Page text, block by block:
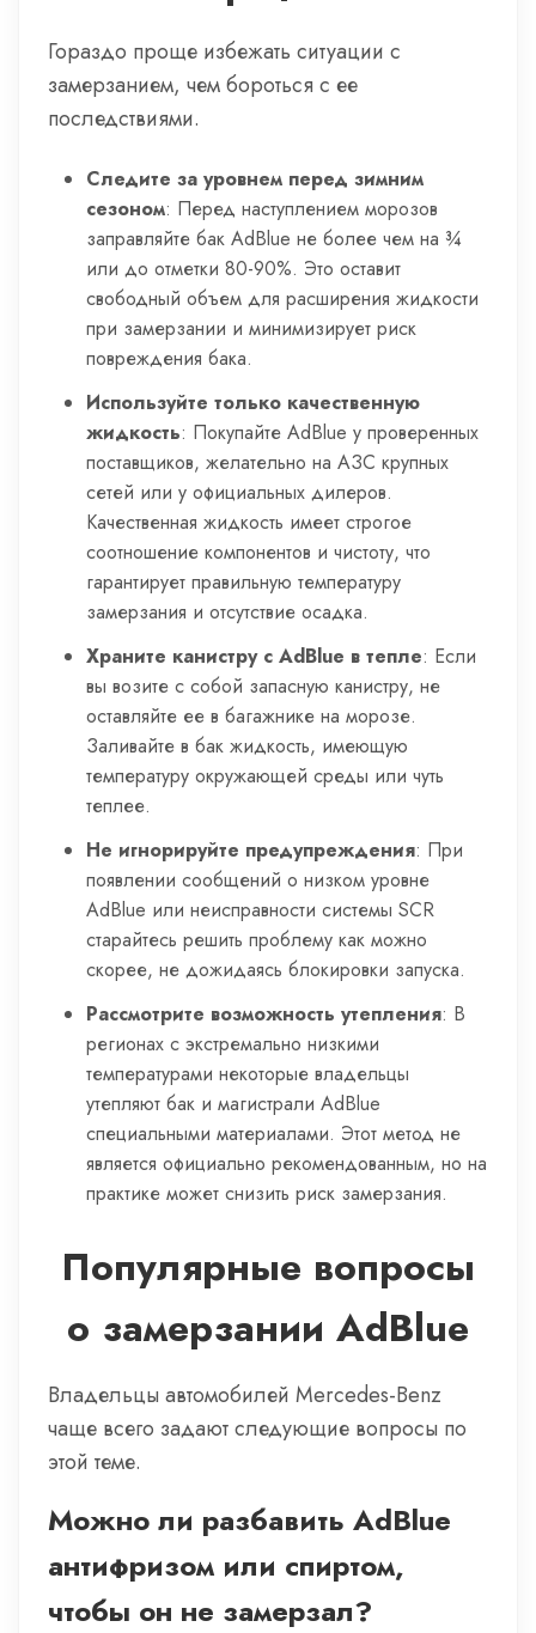
Гораздо проще избежать ситуации с
замерзанием, чем бороться с ее
последствиями.
Следите за уровнем перед зимним
сезоном: Перед наступлением морозов
заправляйте бак AdBlue не более чем на ¾
или до отметки 80-90%. Это оставит
свободный объем для расширения жидкости
при замерзании и минимизирует риск
повреждения бака.
Используйте только качественную
жидкость: Покупайте AdBlue у проверенных
поставщиков, желательно на АЗС крупных
сетей или у официальных дилеров.
Качественная жидкость имеет строгое
соотношение компонентов и чистоту, что
гарантирует правильную температуру
замерзания и отсутствие осадка.
Храните канистру с AdBlue в тепле: Если
вы возите с собой запасную канистру, не
оставляйте ее в багажнике на морозе.
Заливайте в бак жидкость, имеющую
температуру окружающей среды или чуть
теплее.
Не игнорируйте предупреждения: При
появлении сообщений о низком уровне
AdBlue или неисправности системы SCR
старайтесь решить проблему как можно
скорее, не дожидаясь блокировки запуска.
Рассмотрите возможность утепления: В
регионах с экстремально низкими
температурами некоторые владельцы
утепляют бак и магистрали AdBlue
специальными материалами. Этот метод не
является официально рекомендованным, но на
практике может снизить риск замерзания.
Популярные вопросы
о замерзании AdBlue
Владельцы автомобилей Mercedes-Benz
чаще всего задают следующие вопросы по
этой теме.
Можно ли разбавить AdBlue
антифризом или спиртом,
чтобы он не замерзал?